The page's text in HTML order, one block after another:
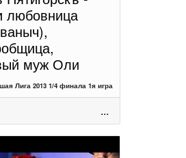
любовница
муж Оли
Лига 2013 1/4 финала 1я игра
...